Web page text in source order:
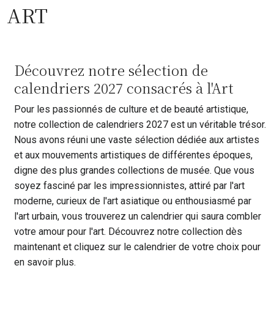
ART
Découvrez notre sélection de
calendriers 2027 consacrés à l'Art
Pour les passionnés de culture et de beauté artistique,
notre collection de calendriers 2027 est un véritable trésor.
Nous avons réuni une vaste sélection dédiée aux artistes
et aux mouvements artistiques de différentes époques,
digne des plus grandes collections de musée. Que vous
soyez fasciné par les impressionnistes, attiré par l'art
moderne, curieux de l'art asiatique ou enthousiasmé par
l'art urbain, vous trouverez un calendrier qui saura combler
votre amour pour l'art. Découvrez notre collection dès
maintenant et cliquez sur le calendrier de votre choix pour
en savoir plus.